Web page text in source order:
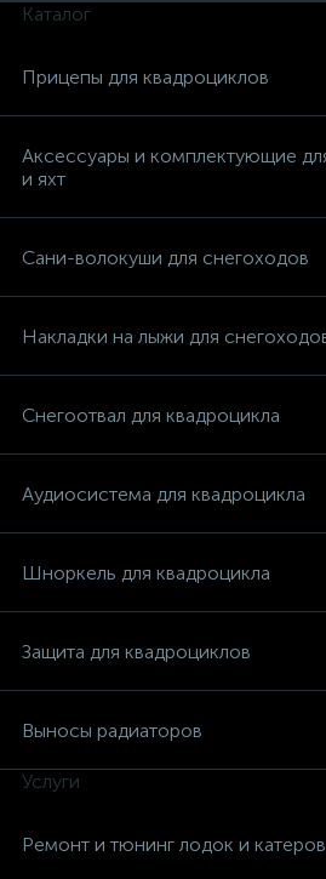
Каталог
Прицепы для квадроциклов
Аксессуары и комплектующие
и яхт
Сани-волокуши для снегоходов
Накладки на лыжи для
Снегоотвал для квадроцикла
Аудиосистема для квадроцикла
Шноркель для квадроцикла
Защита для квадроциклов
Выносы радиаторов
Услуги
Ремонт и тюнинг лодок и катеров